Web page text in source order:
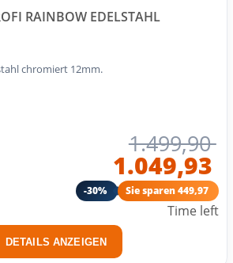
RAINBOW EDELSTAHL
chromiert 12mm.
1.499,90
1.049,93
-30% Sie sparen 449,97
Time left
DETAILS ANZEIGEN